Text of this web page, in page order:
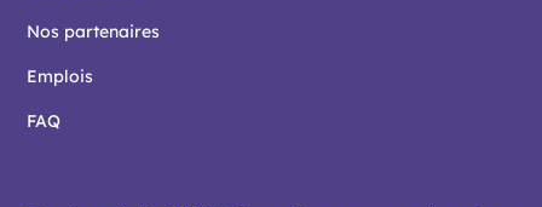
Nos partenaires
Emplois
FAQ